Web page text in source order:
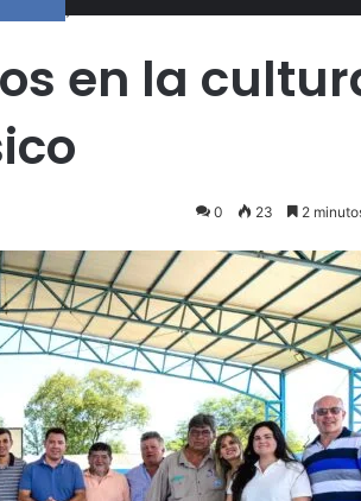
en la
0 23 2